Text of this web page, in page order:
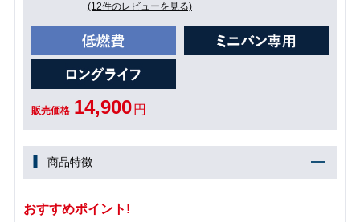
(12件のレビューを見る)
販売価格 14,900 円
商品特徴
おすすめポイント!